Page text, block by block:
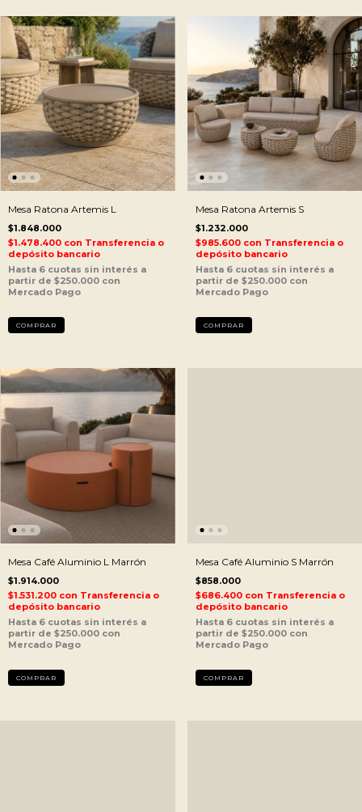
Mesa Ratona Artemis L
$1.848.000
$1.478.400 con Transferencia o
depósito bancario
Mesa Ratona Artemis S
$1.232.000
$985.600 con Transferencia o
depósito bancario
Mesa Café Aluminio L Marrón
$1.914.000
$1.531.200 con Transferencia o
depósito bancario
Mesa Café Aluminio S Marrón
$858.000
$686.400 con Transferencia o
depósito bancario